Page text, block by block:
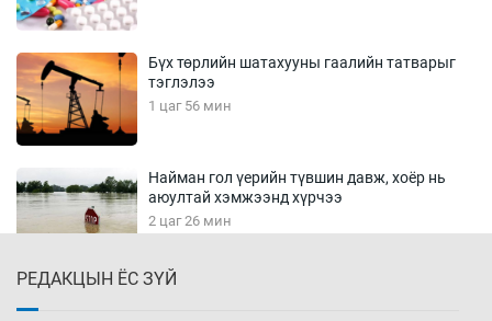
Бүх төрлийн шатахууны гаалийн татварыг
тэглэлээ
1 цаг 56 мин
Найман гол үерийн түвшин давж, хоёр нь
аюултай хэмжээнд хүрчээ
2 цаг 26 мин
РЕДАКЦЫН ЁС ЗҮЙ